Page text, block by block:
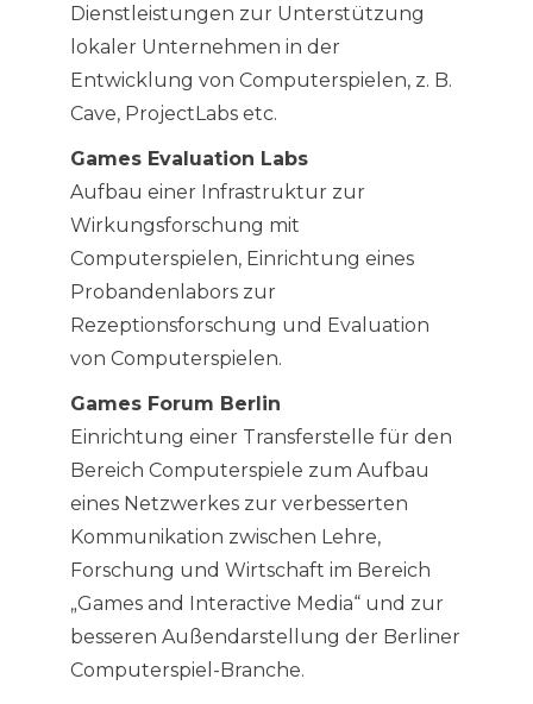
Dienstleistungen zur Unterstützung
lokaler Unternehmen in der
Entwicklung von Computerspielen, z. B.
Cave, ProjectLabs etc.
Games Evaluation Labs
Aufbau einer Infrastruktur zur
Wirkungsforschung mit
Computerspielen, Einrichtung eines
Probandenlabors zur
Rezeptionsforschung und Evaluation
von Computerspielen.
Games Forum Berlin
Einrichtung einer Transferstelle für den
Bereich Computerspiele zum Aufbau
eines Netzwerkes zur verbesserten
Kommunikation zwischen Lehre,
Forschung und Wirtschaft im Bereich
„Games and Interactive Media“ und zur
besseren Außendarstellung der Berliner
Computerspiel-Branche.